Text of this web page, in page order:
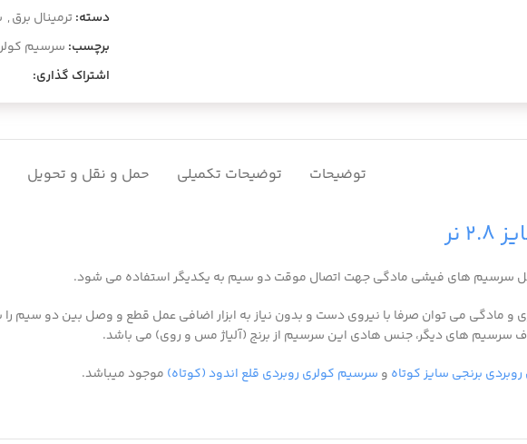
دسته:ترمینال برق,
برچسب: سرسیم
اشتراک گذاری:
توضیحات توضیحات تکمیلی حمل و نقل و تحویل
نر
مادگی می توان صرفا با نیروی دست و بدون نیاز به ابزار اضافی عمل قطع و وصل بین دو سیم را
سرسیم های دیگر، جنس هادی این سرسیم از برنج (آلیاژ مس و روی) می باشد.
برنجی سایز کوتاه و سرسیم کولری روبردی قلع اندود (کوتاه) موجود میباشد.